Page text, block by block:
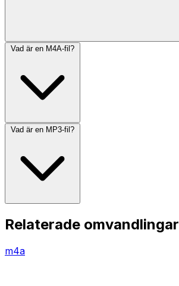
Vad är en M4A-fil?
Vad är en MP3-fil?
Relaterade omvandlingar
m4a